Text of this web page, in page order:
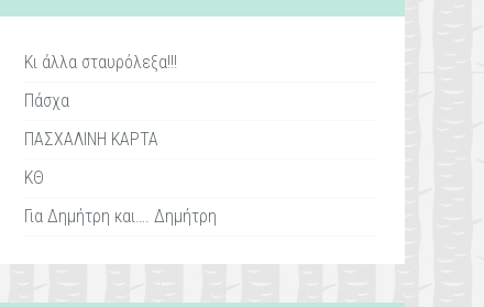
Κι άλλα σταυρόλεξα!!!
Πάσχα
ΠΑΣΧΑΛΙΝΗ ΚΑΡΤΑ
ΚΘ
Για Δημήτρη και…. Δημήτρη